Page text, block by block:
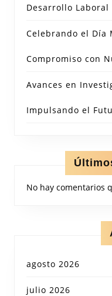
Desarrollo Laboral
Celebrando el Día
Compromiso con
Avances en
Impulsando el
No hay comentarios
agosto 2026
julio 2026